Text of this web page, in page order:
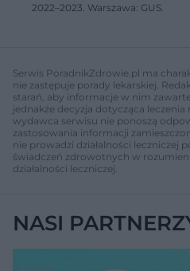
2022–2023. Warszawa: GUS.
Serwis PoradnikZdrowie.pl ma
nie zastępuje porady lekarskiej.
starań, aby informacje w nim
jednakże decyzja dotycząca leczenia
wydawca serwisu nie ponoszą
zastosowania informacji
nie prowadzi działalności leczniczej
świadczeń zdrowotnych w
działalności leczniczej.
NASI